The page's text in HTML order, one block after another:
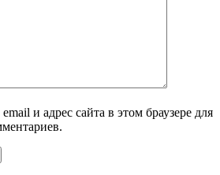
и адрес сайта в этом браузере для